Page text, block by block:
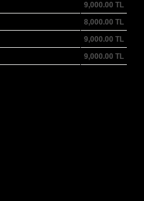
9,000.00 TL
8,000.00 TL
9,000.00 TL
9,000.00 TL